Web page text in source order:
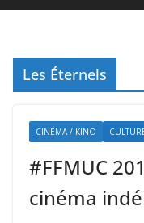
Les Éternels
CINÉMA / KINO
#FFMUC
cinéma